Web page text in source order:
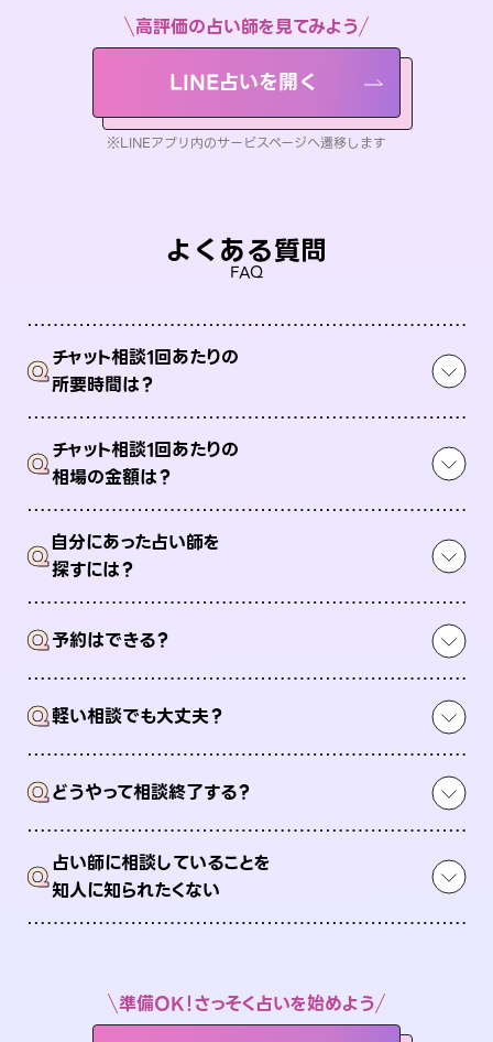
高評価の占い師を見てみよう
LINE占いを開く
※LINEアプリ内のサービスページへ遷移します
よくある質問
FAQ
Qチャット相談1回あたりの
所要時間は？
Qチャット相談1回あたりの
相場の金額は？
Q自分にあった占い師を
探すには？
Q予約はできる？
Q軽い相談でも大丈夫？
Qどうやって相談終了する？
Q占い師に相談していることを
知人に知られたくない
準備OK！さっそく占いを始めよう